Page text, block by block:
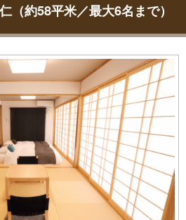
（約58平米／最大6名まで）